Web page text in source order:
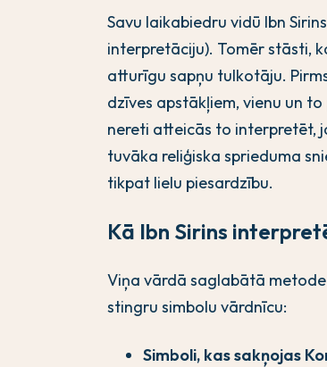
Savu laikabiedru vidū Ibn
interpretāciju). Tomēr stāsti,
atturīgu sapņu tulkotāju.
dzīves apstākļiem, vienu un
nereti atteicās to interpretēt,
tuvāka reliģiska sprieduma
tikpat lielu piesardzību.
Kā Ibn Sirins
Viņa vārdā saglabātā
stingru simbolu vārdnīcu:
Simboli, kas sakņojas